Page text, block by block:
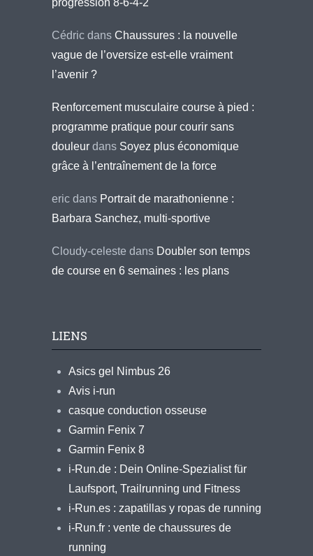
Cédric dans Chaussures : la nouvelle
vague de l’oversize est-elle vraiment
l’avenir ?
Renforcement musculaire course à pied :
programme pratique pour courir sans
douleur dans Soyez plus économique
grâce à l’entraînement de la force
eric dans Portrait de marathonienne :
Barbara Sanchez, multi-sportive
Cloudy-celeste dans Doubler son temps
de course en 6 semaines : les plans
LIENS
Asics gel Nimbus 26
Avis i-run
casque conduction osseuse
Garmin Fenix 7
Garmin Fenix 8
i-Run.de : Dein Online-Spezialist für
Laufsport, Trailrunning und Fitness
i-Run.es : zapatillas y ropas de running
i-Run.fr : vente de chaussures de
running